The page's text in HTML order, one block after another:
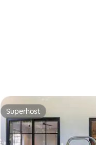
Superhost
Superhost